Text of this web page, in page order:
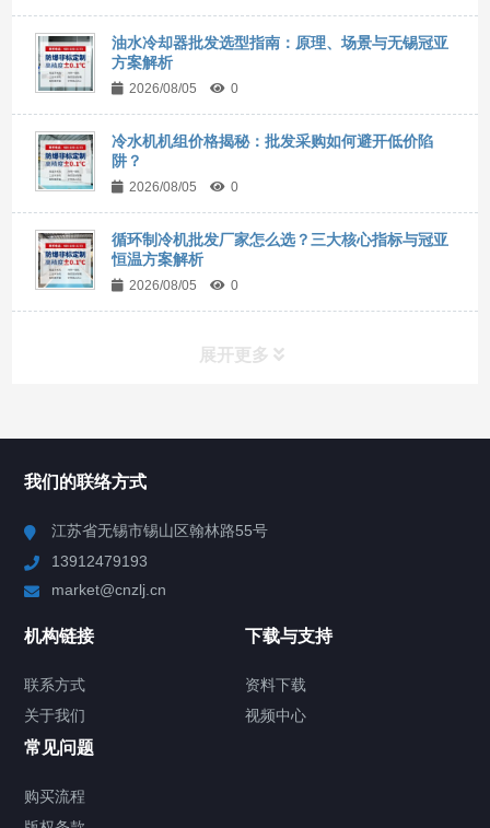
油水冷却器批发选型指南：原理、场景与无锡冠亚
方案解析
2026/08/05 0
冷水机机组价格揭秘：批发采购如何避开低价陷
阱？
2026/08/05 0
循环制冷机批发厂家怎么选？三大核心指标与冠亚
恒温方案解析
2026/08/05 0
展开更多
Chiller高精度制冷循环器
TCU温度控制单元
Chiller气体控温系统
我们的联络方式
江苏省无锡市锡山区翰林路55号
13912479193
market@cnzlj.cn
机构链接
联系方式
关于我们
下载与支持
资料下载
视频中心
常见问题
购买流程